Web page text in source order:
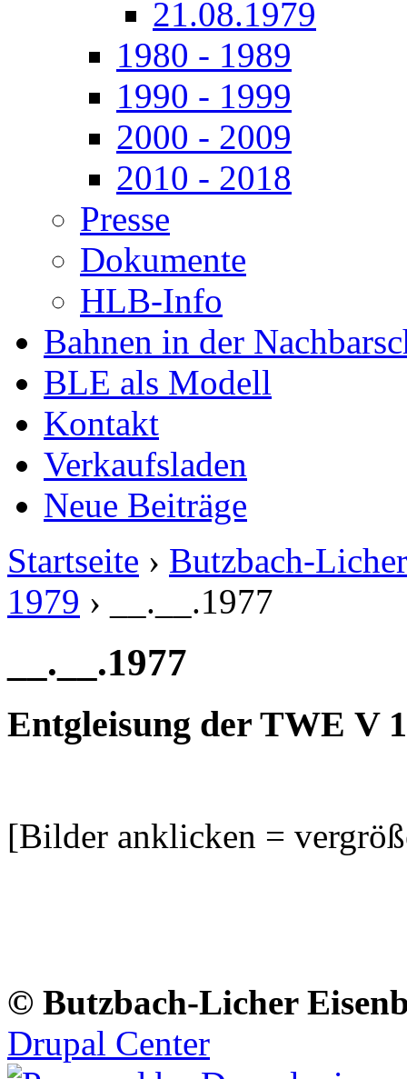
21.08.1979
1980 - 1989
1990 - 1999
2000 - 2009
2010 - 2018
Presse
Dokumente
HLB-Info
Bahnen in der
BLE als Modell
Kontakt
Verkaufsladen
Neue Beiträge
Startseite › Butzbach-
1979 › __.__.1977
__.__.1977
Entgleisung der TWE V
[Bilder anklicken =
© Butzbach-Licher
Drupal Center